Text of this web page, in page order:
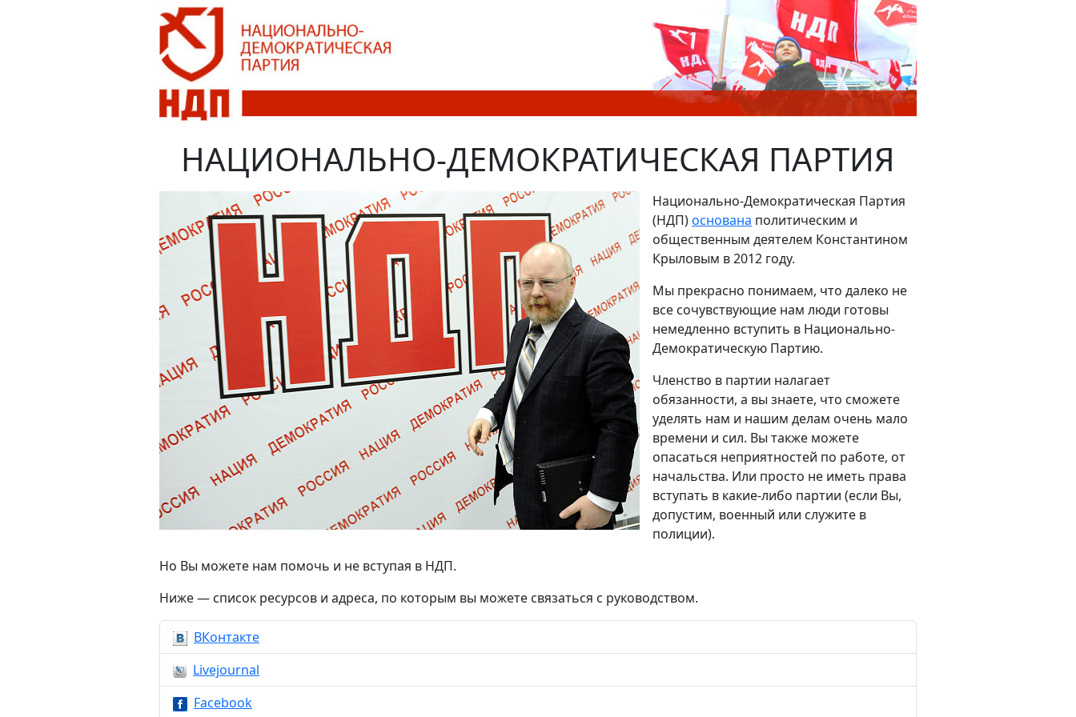
НАЦИОНАЛЬНО-ДЕМОКРАТИЧЕСКАЯ ПАРТИЯ
Национально-Демократическая Партия
(НДП)основана политическим и
общественным деятелем Константином
Крыловым в 2012 году.
Мы прекрасно понимаем, что далеко не
все сочувствующие нам люди готовы
немедленно вступить в Национально-
Демократическую Партию.
Членство в партии налагает
обязанности, а вы знаете, что сможете
уделять нам и нашим делам очень мало
времени и сил. Вы также можете
опасаться неприятностей по работе, от
начальства. Или просто не иметь права
вступать в какие-либо партии (если Вы,
допустим, военный или служите в
полиции).
Но Вы можете нам помочь и не вступая в НДП.
Ниже — список ресурсов и адреса, по которым вы можете связаться с руководством.
ВКонтакте
Livejournal
Facebook